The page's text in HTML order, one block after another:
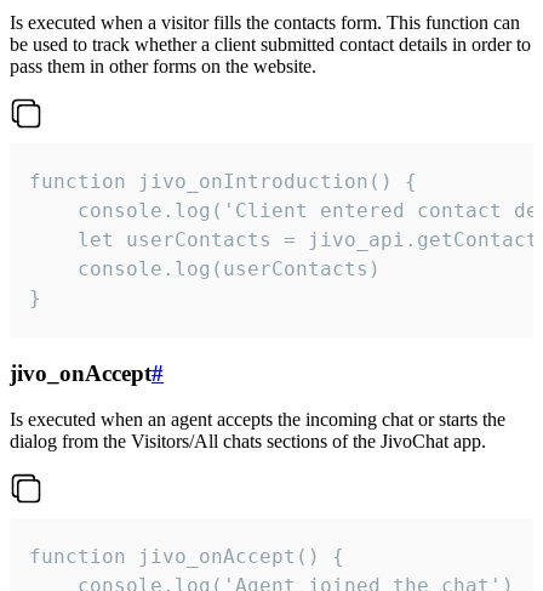
Is executed when a visitor fills the contacts form. This function can
be used to track whether a client submitted contact details in order to
pass them in other forms on the website.
function jivo_onIntroduction() {
console.log('Client entered contact
let userContacts =
    console.log(userContacts)
}
jivo_onAccept#
Is executed when an agent accepts the incoming chat or starts the
dialog from the Visitors/All chats sections of the JivoChat app.
function jivo_onAccept() {